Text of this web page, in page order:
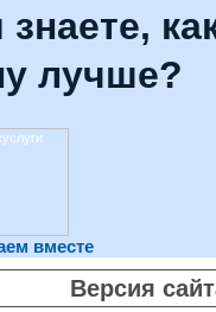
лучше?
вместе
Версия